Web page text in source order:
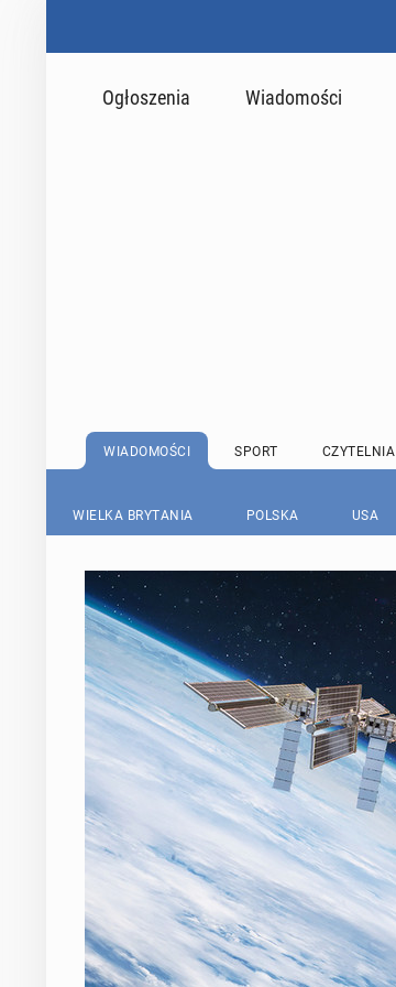
Ogłoszenia Wiadomości
WIADOMOŚCI SPORT CZYTELNIA
WIELKA BRYTANIA POLSKA USA